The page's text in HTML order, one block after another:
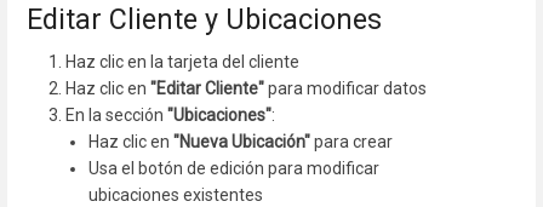
Editar Cliente y Ubicaciones
Haz clic en la tarjeta del cliente
Haz clic en "Editar Cliente"para modificar datos
En la sección "Ubicaciones":
Haz clic en"Nueva Ubicación"para crear
Usa el botón de edición para modificar
ubicaciones existentes